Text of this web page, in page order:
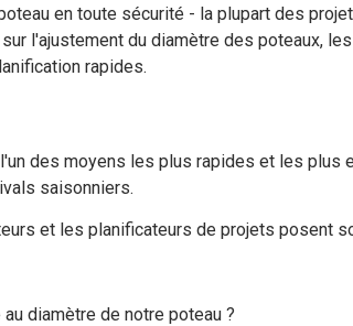
en toute sécurité - la plupart des
l'ajustement du diamètre des poteaux,
rapides.
des moyens les plus rapides et les
saisonniers.
et les planificateurs de projets posent
diamètre de notre poteau ?